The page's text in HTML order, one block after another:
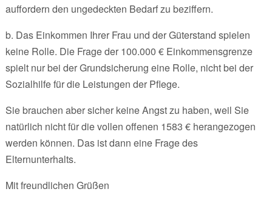
auffordern den ungedeckten Bedarf zu beziffern.
b. Das Einkommen Ihrer Frau und der Güterstand spielen
keine Rolle. Die Frage der 100.000 € Einkommensgrenze
spielt nur bei der Grundsicherung eine Rolle, nicht bei der
Sozialhilfe für die Leistungen der Pflege.
Sie brauchen aber sicher keine Angst zu haben, weil Sie
natürlich nicht für die vollen offenen 1583 € herangezogen
werden können. Das ist dann eine Frage des
Elternunterhalts.
Mit freundlichen Grüßen